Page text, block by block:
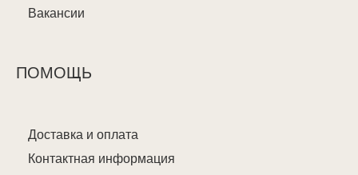
Вакансии
ПОМОЩЬ
Доставка и оплата
Контактная информация